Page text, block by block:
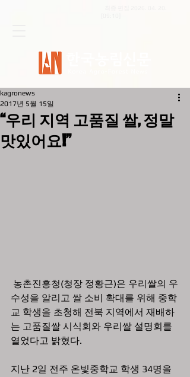
“우리 지역 고품질 쌀, 정말
맛있어요!”
kagronews
2017년 5월 15일
수성을 알리고 쌀 소비 확대를 위해 중학
교 학생을 초청해 전북 지역에서 재배하
는 고품질쌀 시식회와 우리쌀 설명회를
열었다고 밝혔다.
지난 2일 전주 온빛중학교 학생 34명을